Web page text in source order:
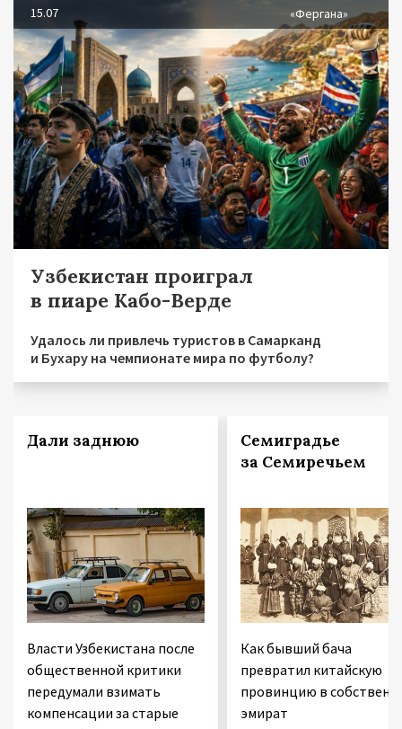
15.07 «Фергана»
Узбекистан проиграл
в пиаре Кабо-Верде
Удалось ли привлечь туристов в Самарканд
и Бухару на чемпионате мира по футболу?
Дали заднюю
Власти Узбекистана после
общественной критики
передумали взимать
компенсации за старые
Семиградье
за Семиречьем
Как бывший бача
превратил китайскую
провинцию в
эмират